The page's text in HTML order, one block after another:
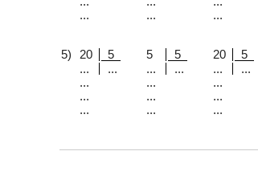
...
... ...
5) 20 5 5 5 20 5
...
... ... ... ... ...
...
... ...
...
... ...
...
... ...